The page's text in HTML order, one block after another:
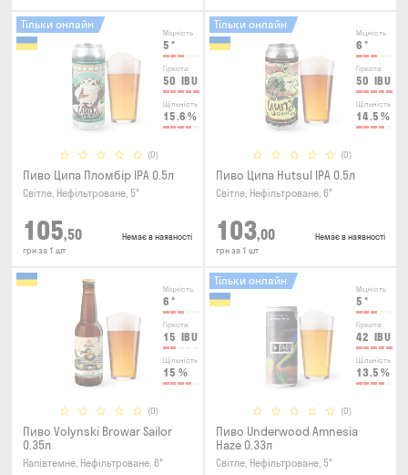
Міцність
5 °
Гіркота
50 IBU
Щільність
15.6 %
(0)
Тільки онлайн
Пиво Ципа Пломбір IPA 0.5л
Світле, Нефільтроване, 5°
105,50
грн за 1 шт
Немає в наявності
Міцність
6 °
Гіркота
50 IBU
Щільність
14.5 %
(0)
Тільки онлайн
Пиво Ципа Hutsul IPA 0.5л
Світле, Нефільтроване, 6°
103,00
грн за 1 шт
Немає в наявності
Міцність
6 °
Гіркота
15 IBU
Щільність
15 %
(0)
Пиво Volynski Browar Sailor
0.35л
Напівтемне, Нефільтроване, 6°
Міцність
5 °
Гіркота
42 IBU
Щільність
13.5 %
(0)
Тільки онлайн
Пиво Underwood Amnesia
Haze 0.33л
Світле, Нефільтроване, 5°